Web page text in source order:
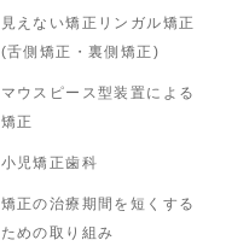
見えない矯正リンガル矯正
(舌側矯正・裏側矯正)
マウスピース型装置による
矯正
小児矯正歯科
矯正の治療期間を短くする
ための取り組み